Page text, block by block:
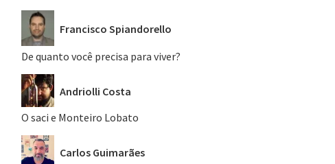
Francisco Spiandorello
De quanto você precisa para viver?
Andriolli Costa
O saci e Monteiro Lobato
Carlos Guimarães